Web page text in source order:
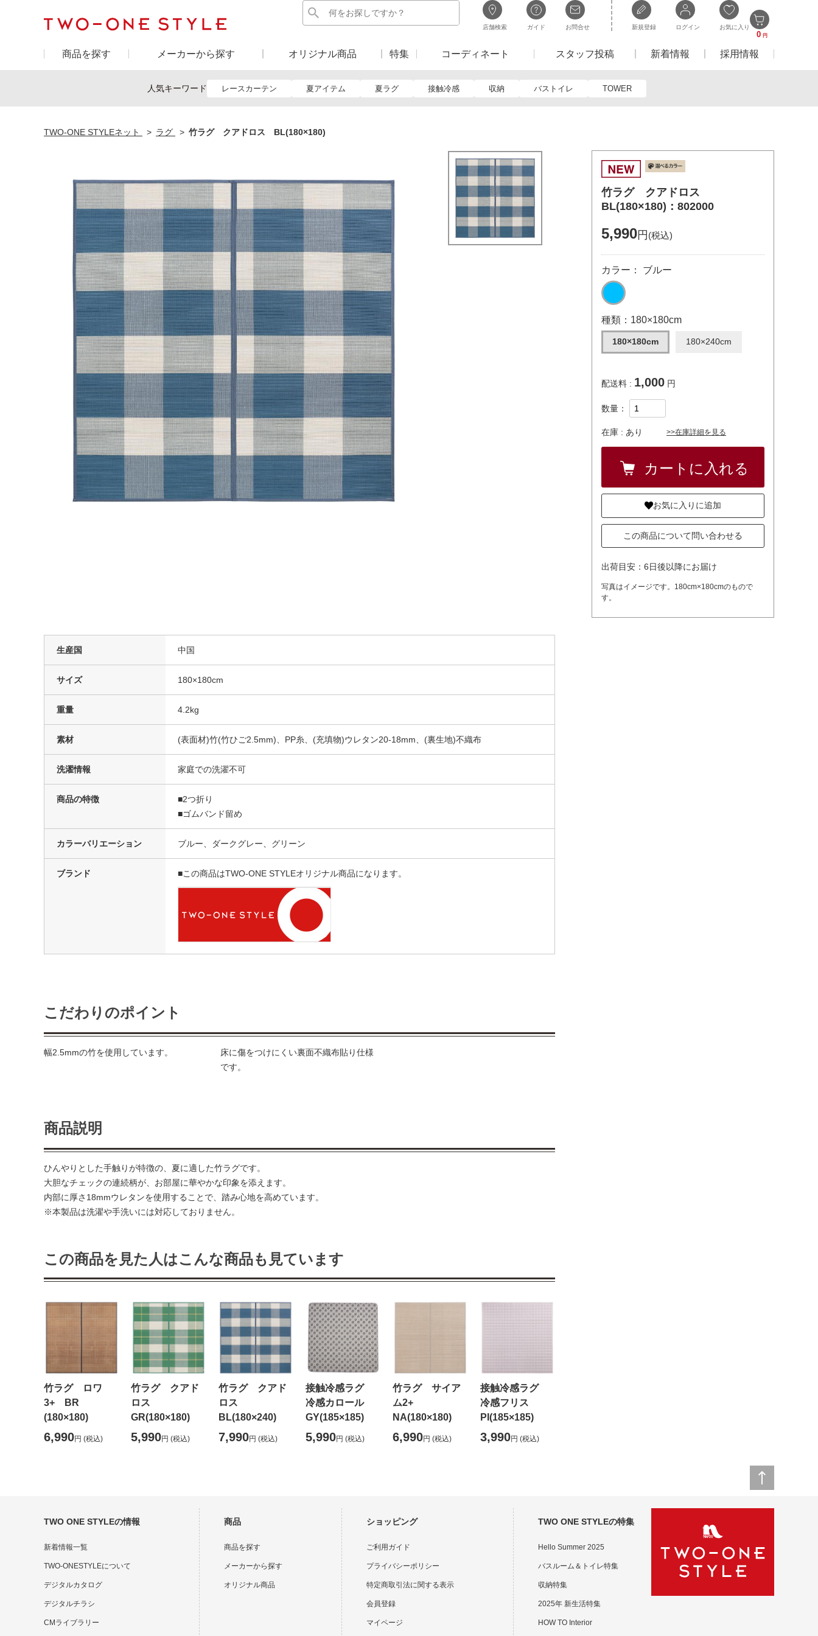
店舗検索 ガイド お問合せ 新規登録 ログイン お気に入り
0 円
商品を探す メーカーから探す オリジナル商品 特集 コーディネート スタッフ投稿 新着情報 採用情報
人気キーワード レースカーテン 夏アイテム 夏ラグ 接触冷感 収納 バストイレ TOWER
竹ラグ クアドロス
BL(180×180)：802000
5,990円 (税込)
カラー： ブルー
種類：180×180cm
180×180cm 180×240cm
配送料 : 1,000 円
数量：
在庫 : あり >>在庫詳細を見る
お気に入りに追加
この商品について問い合わせる
出荷目安：6日後以降にお届け
写真はイメージです。180cm×180cmのもので
す。
TWO-ONE STYLEネット ラグ 竹ラグ クアドロス BL(180×180)
生産国 中国
サイズ 180×180cm
重量 4.2kg
素材 (表面材)竹(竹ひご2.5mm)、PP糸、(充填物)ウレタン20-18mm、(裏生地)不織布
洗濯情報 家庭での洗濯不可
商品の特徴
■2つ折り
■ゴムバンド留め
カラーバリエーション ブルー、ダークグレー、グリーン
ブランド ■この商品はTWO-ONE STYLEオリジナル商品になります。
こだわりのポイント
幅2.5mmの竹を使用しています。
床に傷をつけにくい裏面不織布貼り仕様
です。
商品説明
ひんやりとした手触りが特徴の、夏に適した竹ラグです。
大胆なチェックの連続柄が、お部屋に華やかな印象を添えます。
内部に厚さ18mmウレタンを使用することで、踏み心地を高めています。
※本製品は洗濯や手洗いには対応しておりません。
この商品を見た人はこんな商品も見ています
竹ラグ ロワ
3+ BR
(180×180)
6,990円 (税込)
竹ラグ クアド
ロス
GR(180×180)
5,990円 (税込)
竹ラグ クアド
ロス
BL(180×240)
7,990円 (税込)
接触冷感ラグ
冷感カロール
GY(185×185)
5,990円 (税込)
竹ラグ サイア
ム2+
NA(180×180)
6,990円 (税込)
接触冷感ラグ
冷感フリス
PI(185×185)
3,990円 (税込)
TWO ONE STYLEの情報
新着情報一覧
TWO-ONESTYLEについて
デジタルカタログ
デジタルチラシ
CMライブラリー
商品
商品を探す
メーカーから探す
オリジナル商品
ショッピング
ご利用ガイド
プライバシーポリシー
特定商取引法に関する表示
会員登録
マイページ
TWO ONE STYLEの特集
Hello Summer 2025
バスルーム＆トイレ特集
収納特集
2025年 新生活特集
HOW TO Interior